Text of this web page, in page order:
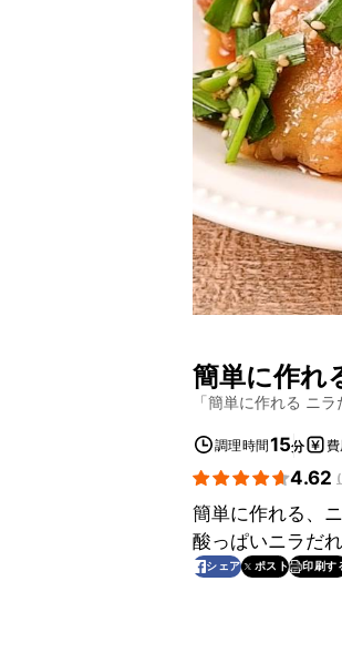
簡単に作れ
「簡単に作れる ニラ
調理時間15分
4.62 (
簡単に作れる、
酸っぱいニラだ
シェア ポスト 印刷す